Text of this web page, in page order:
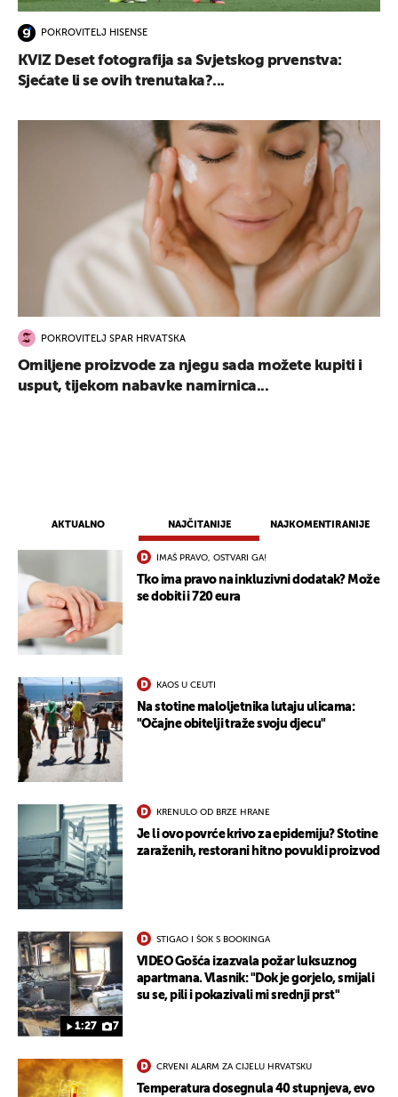
AKTUALNO NAJČITANIJE NAJKOMENTIRANIJE
IMAŠ PRAVO, OSTVARI GA!
Tko ima pravo na inkluzivni dodatak? Može
se dobiti i 720 eura
KAOS U CEUTI
Na stotine maloljetnika lutaju ulicama:
"Očajne obitelji traže svoju djecu"
KRENULO OD BRZE HRANE
Je li ovo povrće krivo za epidemiju? Stotine
zaraženih, restorani hitno povukli proizvod
1:27 7
STIGAO I ŠOK S BOOKINGA
VIDEO Gošća izazvala požar luksuznog
apartmana. Vlasnik: "Dok je gorjelo, smijali
su se, pili i pokazivali mi srednji prst"
CRVENI ALARM ZA CIJELU HRVATSKU
Temperatura dosegnula 40 stupnjeva, evo
POKROVITELJ HISENSE
KVIZ Deset fotografija sa Svjetskog prvenstva:
Sjećate li se ovih trenutaka?...
POKROVITELJ SPAR HRVATSKA
Omiljene proizvode za njegu sada možete kupiti i
usput, tijekom nabavke namirnica...